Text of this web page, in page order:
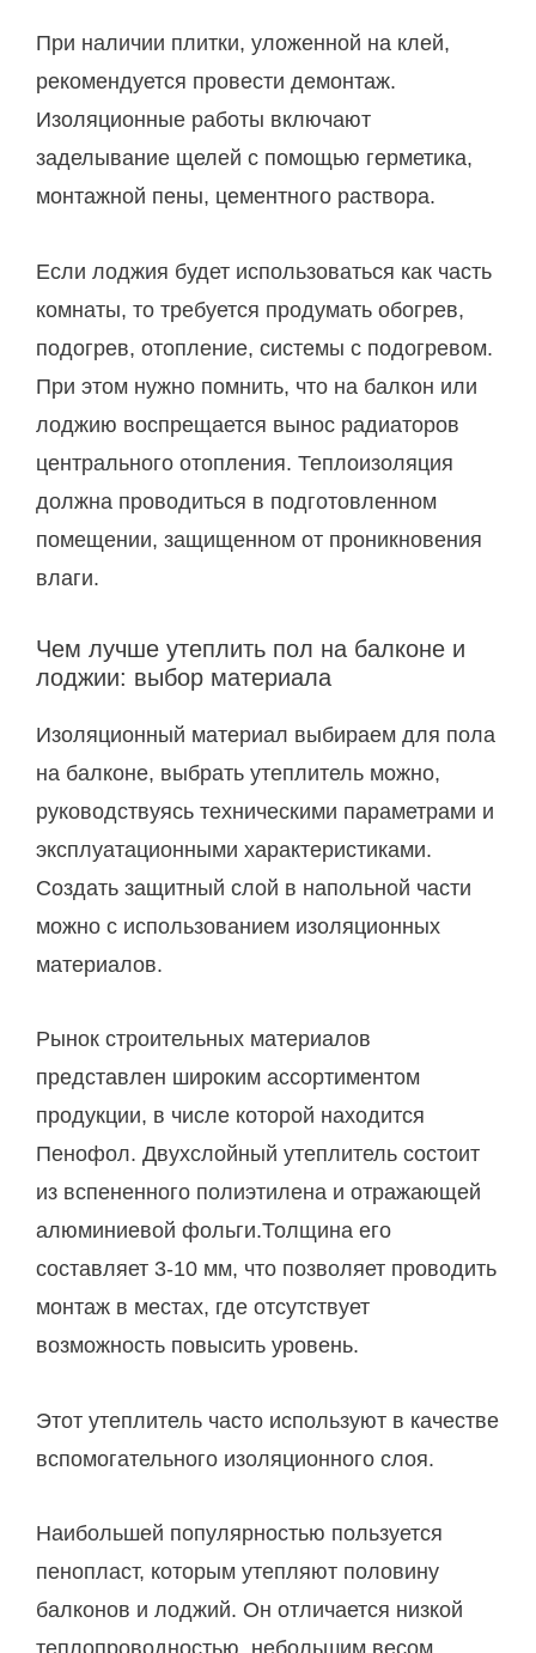
При наличии плитки, уложенной на клей,
рекомендуется провести демонтаж.
Изоляционные работы включают
заделывание щелей с помощью герметика,
монтажной пены, цементного раствора.
Если лоджия будет использоваться как часть
комнаты, то требуется продумать обогрев,
подогрев, отопление, системы с подогревом.
При этом нужно помнить, что на балкон или
лоджию воспрещается вынос радиаторов
центрального отопления. Теплоизоляция
должна проводиться в подготовленном
помещении, защищенном от проникновения
влаги.
Чем лучше утеплить пол на балконе и
лоджии: выбор материала
Изоляционный материал выбираем для пола
на балконе, выбрать утеплитель можно,
руководствуясь техническими параметрами и
эксплуатационными характеристиками.
Создать защитный слой в напольной части
можно с использованием изоляционных
материалов.
Рынок строительных материалов
представлен широким ассортиментом
продукции, в числе которой находится
Пенофол. Двухслойный утеплитель состоит
из вспененного полиэтилена и отражающей
алюминиевой фольги.Толщина его
составляет 3-10 мм, что позволяет проводить
монтаж в местах, где отсутствует
возможность повысить уровень.
Этот утеплитель часто используют в качестве
вспомогательного изоляционного слоя.
Наибольшей популярностью пользуется
пенопласт, которым утепляют половину
балконов и лоджий. Он отличается низкой